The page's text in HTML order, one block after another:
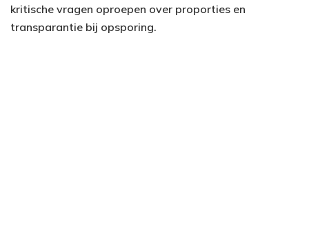
kritische vragen oproepen over proporties en
transparantie bij opsporing.